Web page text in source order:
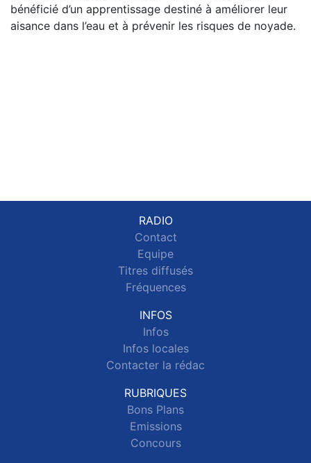
bénéficié d’un apprentissage destiné à améliorer leur
aisance dans l’eau et à prévenir les risques de noyade.
RADIO
Contact
Equipe
Titres diffusés
Fréquences
INFOS
Infos
Infos locales
Contacter la rédac
RUBRIQUES
Bons Plans
Emissions
Concours